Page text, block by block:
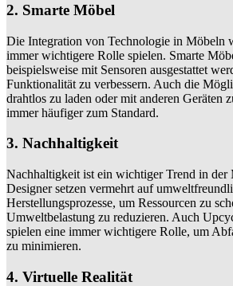
2. Smarte Möbel
Die Integration von Technologie in Möbeln
immer wichtigere Rolle spielen. Smarte
beispielsweise mit Sensoren ausgestattet
Funktionalität zu verbessern. Auch die
drahtlos zu laden oder mit anderen Geräten
immer häufiger zum Standard.
3. Nachhaltigkeit
Nachhaltigkeit ist ein wichtiger Trend in der
Designer setzen vermehrt auf
Herstellungsprozesse, um Ressourcen zu
Umweltbelastung zu reduzieren. Auch
spielen eine immer wichtigere Rolle, um
zu minimieren.
4. Virtuelle Realität